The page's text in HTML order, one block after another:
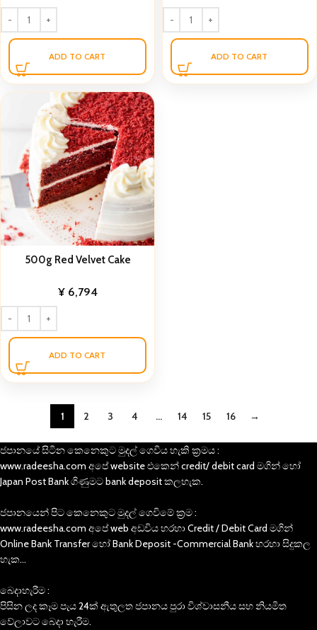
ADD TO CART ADD TO CART
500g Red Velvet Cake
¥6,794
ADD TO CART
1 2 3 4 … 14 15 16 →
ජපානයේ සිටින කෙනෙකුට මුදල් ගෙවිය හැකි ක්‍රමය :
www.radeesha.com අපේ website එකෙන් credit/ debit card මගින් හෝ
Japan Post Bank ගිණුමට bank deposit කලහැක.
ජපානයෙන් පිට කෙනෙකුට මුදල් ගෙවිමේ ක්‍රම :
www.radeesha.com අපේ web අඩවිය හරහා Credit / Debit Card මගින්
Online Bank Transfer හෝ Bank Deposit -Commercial Bank හරහා සිදුකල
හැක…
බෙදාහැරීම :
පිසින ලද කෑම පැය 24ක් ඇතුලත ජපානය පුරා විශ්වාසනීය සහ නියමිත
වේලාවට බෙදා හැරීම.